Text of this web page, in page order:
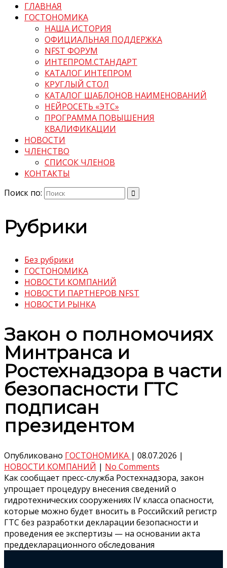
ГЛАВНАЯ
ГОСТОНОМИКА
НАША ИСТОРИЯ
ОФИЦИАЛЬНАЯ ПОДДЕРЖКА
NFST ФОРУМ
ИНТЕПРОМ.СТАНДАРТ
КАТАЛОГ ИНТЕПРОМ
КРУГЛЫЙ СТОЛ
КАТАЛОГ ШАБЛОНОВ НАИМЕНОВАНИЙ
НЕЙРОСЕТЬ «ЭТС»
ПРОГРАММА ПОВЫШЕНИЯ
КВАЛИФИКАЦИИ
НОВОСТИ
ЧЛЕНСТВО
СПИСОК ЧЛЕНОВ
КОНТАКТЫ
Поиск по:
Рубрики
Без рубрики
ГОСТОНОМИКА
НОВОСТИ КОМПАНИЙ
НОВОСТИ ПАРТНЕРОВ NFST
НОВОСТИ РЫНКА
Закон о полномочиях
Минтранса и
Ростехнадзора в части
безопасности ГТС
подписан
президентом
Опубликовано ГОСТОНОМИКА | 08.07.2026 |
НОВОСТИ КОМПАНИЙ | No Comments
Как сообщает пресс-служба Ростехнадзора, закон
упрощает процедуру внесения сведений о
гидротехнических сооружениях IV класса опасности,
которые можно будет вносить в Российский регистр
ГТС без разработки декларации безопасности и
проведения ее экспертизы — на основании акта
преддекларационного обследования